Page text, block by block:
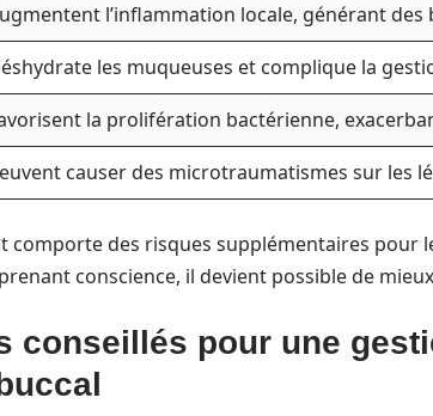
l’inflammation locale, générant des
les muqueuses et complique la
la prolifération bactérienne,
causer des microtraumatismes sur les
comporte des risques supplémentaires pour
conscience, il devient possible de
conseillés pour une